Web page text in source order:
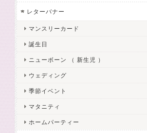
レターバナー
マンスリーカード
誕生日
ニューボーン （ 新生児 ）
ウェディング
季節イベント
マタニティ
ホームパーティー